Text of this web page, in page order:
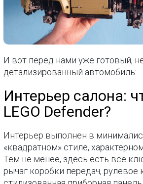
И вот перед нами уже готовый,
детализированный автомобиль:
Интерьер салона:
LEGO Defender?
Интерьер выполнен в
«квадратном» стиле,
Тем не менее, здесь есть все
рычаг коробки передач, рулевое